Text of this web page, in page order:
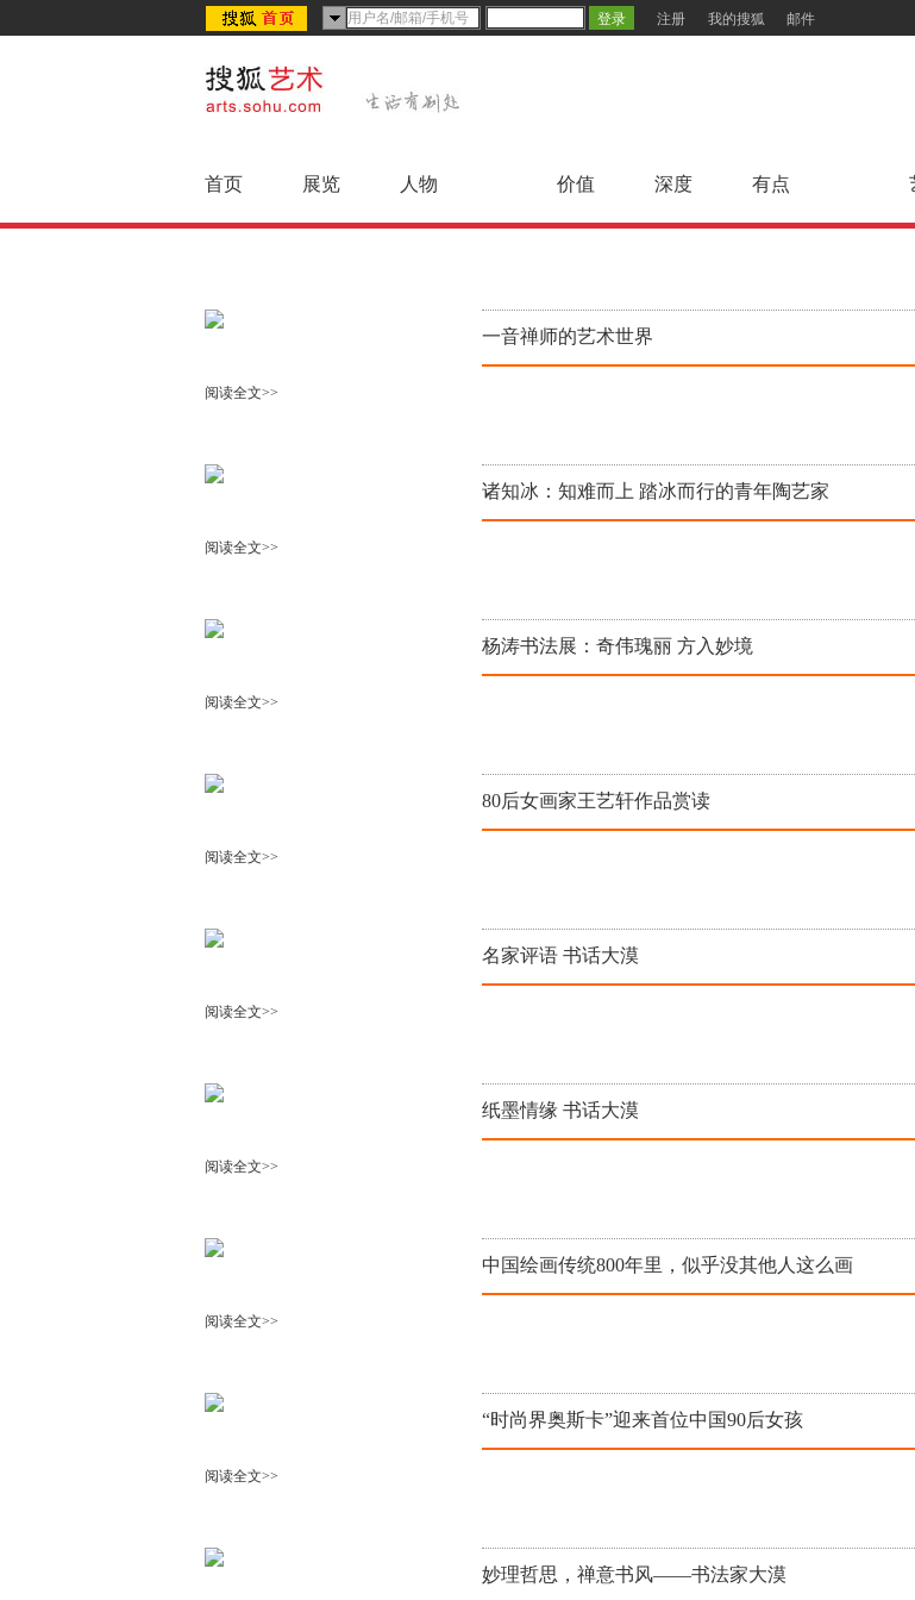
注册 我的搜狐 邮件
首页 展览 人物 价值 深度 有点
一音禅师的艺术世界
阅读全文>>
诸知冰：知难而上 踏冰而行的青年陶艺家
阅读全文>>
杨涛书法展：奇伟瑰丽 方入妙境
阅读全文>>
80后女画家王艺轩作品赏读
阅读全文>>
名家评语 书话大漠
阅读全文>>
纸墨情缘 书话大漠
阅读全文>>
中国绘画传统800年里，似乎没其他人这么画
阅读全文>>
“时尚界奥斯卡”迎来首位中国90后女孩
阅读全文>>
妙理哲思，禅意书风——书法家大漠